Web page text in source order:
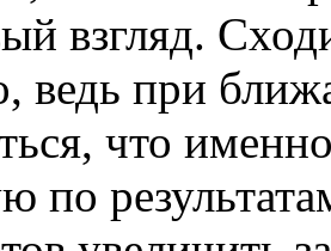
взгляд.
ведь при
что
по